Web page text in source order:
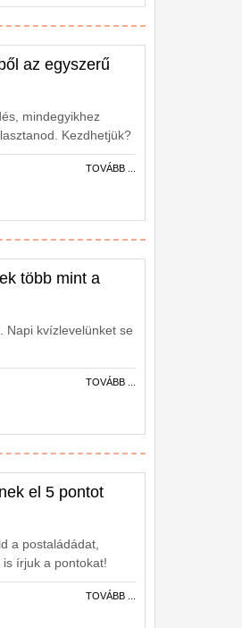
az egyszerű
mindegyikhez
Kezdhetjük?
TOVÁBB ...
több mint a
Napi kvízlevelünket se
TOVÁBB ...
el 5 pontot
a postaládádat,
írjuk a pontokat!
TOVÁBB ...